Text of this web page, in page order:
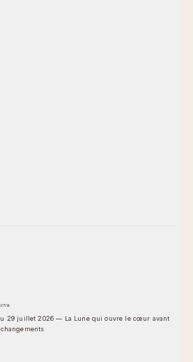
29 juillet 2026 — La Lune qui ouvre le cœur avant